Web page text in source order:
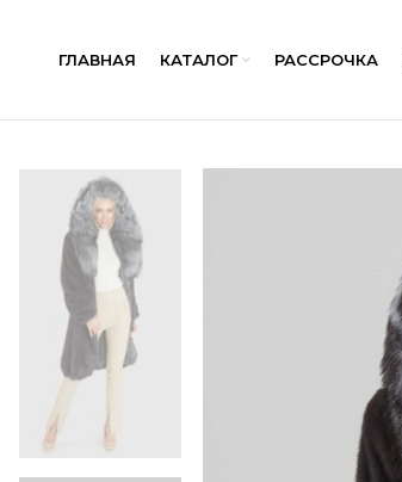
ГЛАВНАЯ КАТАЛОГ РАССРОЧКА